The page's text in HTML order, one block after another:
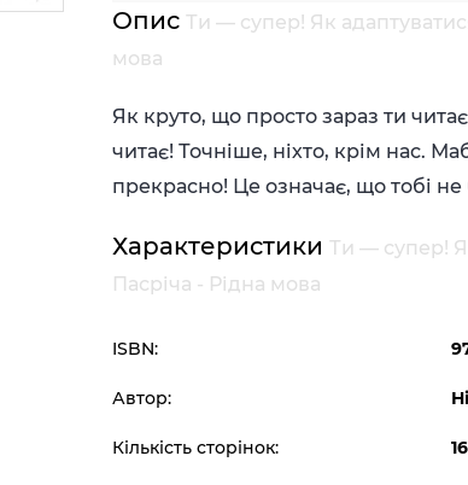
ОписТи — супер! Як
мова
Як круто, що просто зараз ти
читає! Точніше, ніхто, крім нас.
прекрасно! Це означає, що тобі
ХарактеристикиТи — супер!
Пасріча - Рідна мова
ISBN:
Автор:
Кількість сторінок: